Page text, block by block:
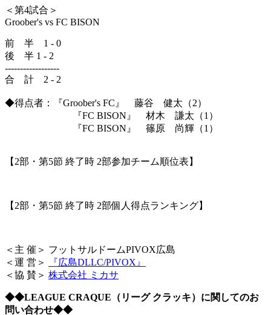
＜第4試合＞
Groober's vs FC BISON
前 半 1 - 0
後 半 1 - 2
------------------
合 計 2 - 2
◆得点者：『Groober's FC』 藤谷 健太（2）
『FC BISON』 材木 謙太（1）
『FC BISON』 篠原 尚輝（1）
【2部・第5節 終了時 2部参加チーム順位表】
【2部・第5節 終了時 2部個人得点ランキング】
＜主 催＞ フットサルドームPIVOX広島
＜運 営＞
『広島DLLC/PIVOX』
＜協 賛＞ 株式会社 ミカサ
◆◆LEAGUE CRAQUE（リーグ クラッキ）に関してのお
問い合わせ◆◆